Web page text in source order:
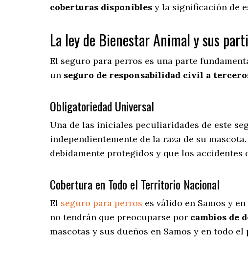
coberturas disponibles y la significación de
La ley de Bienestar Animal y sus
El seguro para perros es una parte
un seguro de responsabilidad civil a
Obligatoriedad Universal
Una de las iniciales peculiaridades de este
independientemente de la raza de su
debidamente protegidos y que los accidentes
Cobertura en Todo el Territorio Nacional
El seguro para perros es válido en Samos y
no tendrán que preocuparse por cambios de
mascotas y sus dueños en Samos y en todo el